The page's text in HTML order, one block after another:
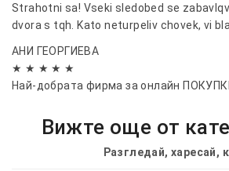
Strahotni sa! Vseki sledobed se
dvora s tqh. Kato neturpeliv chovek, vi
АНИ ГЕОРГИЕВА
★ ★ ★ ★ ★
Най-добрата фирма за онлайн
Вижте още от
Разгледай, харесай,